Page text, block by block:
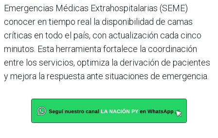
Emergencias Médicas Extrahospitalarias (SEME)
conocer en tiempo real la disponibilidad de camas
críticas en todo el país, con actualización cada cinco
minutos. Esta herramienta fortalece la coordinación
entre los servicios, optimiza la derivación de pacientes
y mejora la respuesta ante situaciones de emergencia.